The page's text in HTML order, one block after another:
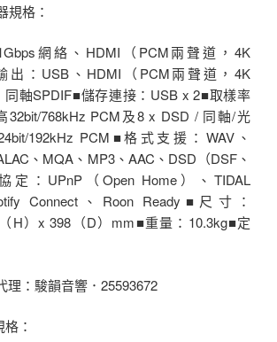
規格：
網絡、HDMI（PCM兩聲道，4K
出：USB、HDMI（PCM兩聲道，4K
同軸SPDIF■儲存連接：USB x 2■取樣率
32bit/768kHz PCM及8 x DSD / 同軸/光
192kHz PCM■格式支援：WAV、
、MQA、MP3、AAC、DSD（DSF、
定：UPnP（Open Home）、TIDAL
Connect、Roon Ready■尺寸：
H）x 398（D）mm■重量：10.3kg■定
理：駿韻音響．25593672
：